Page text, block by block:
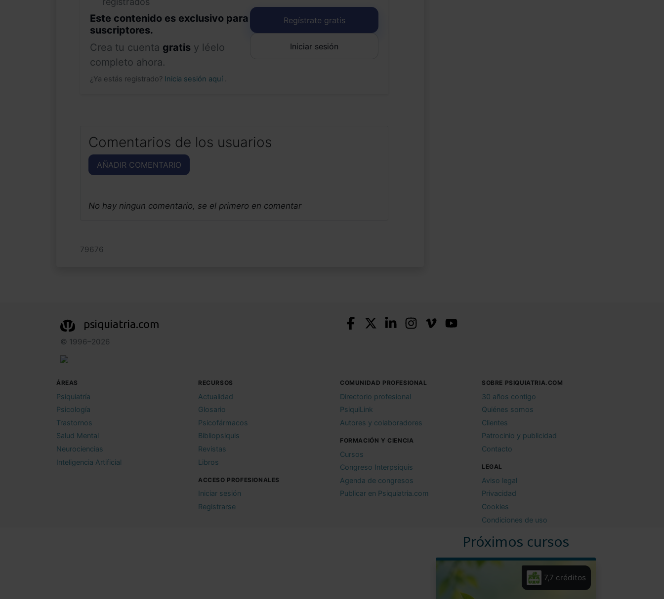
Este contenido es exclusivo para
suscriptores.
Crea tu cuenta gratis y léelo
completo ahora.
¿Ya estás registrado? Inicia sesión aquí .
Regístrate gratis
Iniciar sesión
Comentarios de los usuarios
AÑADIR COMENTARIO
No hay ningun comentario, se el primero en comentar
79676
Próximos cursos
7,7 créditos
psiquiatria.com
© 1996–2026
ÁREAS
Psiquiatría
Psicología
Trastornos
Salud Mental
Neurociencias
Inteligencia Artificial
RECURSOS
Actualidad
Glosario
Psicofármacos
Bibliopsiquis
Revistas
Libros
ACCESO PROFESIONALES
Iniciar sesión
Registrarse
COMUNIDAD PROFESIONAL
Directorio profesional
PsiquiLink
Autores y colaboradores
FORMACIÓN Y CIENCIA
Cursos
Congreso Interpsiquis
Agenda de congresos
Publicar en Psiquiatria.com
SOBRE PSIQUIATRIA.COM
30 años contigo
Quiénes somos
Clientes
Patrocinio y publicidad
Contacto
LEGAL
Aviso legal
Privacidad
Cookies
Condiciones de uso